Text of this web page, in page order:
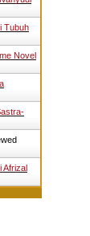
Tubuh
Novel
Afrizal